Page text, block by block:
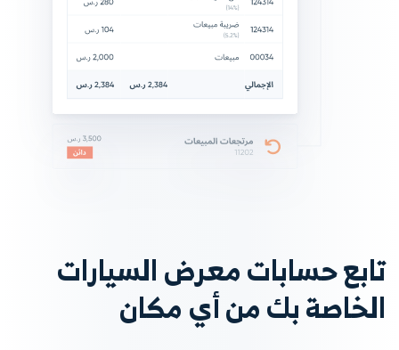
تابع حسابات معرض السيارات
الخاصة بك من أي مكان